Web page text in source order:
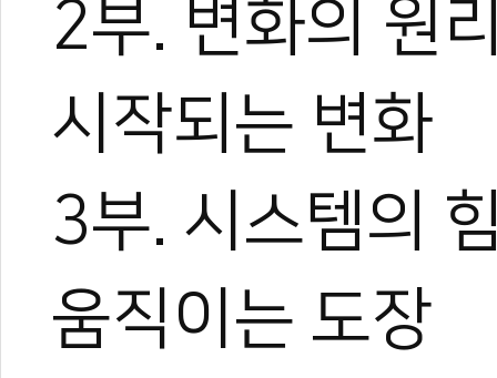
2부. 변화의 원
시작되는 변화
3부. 시스템의
움직이는 도장